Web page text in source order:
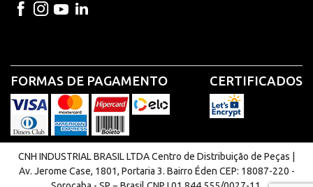
FORMAS DE PAGAMENTO CERTIFICADOS
CNH INDUSTRIAL BRASIL LTDA Centro de Distribuição de Peças |
Av. Jerome Case, 1801, Portaria 3. Bairro Éden CEP: 18087-220 -